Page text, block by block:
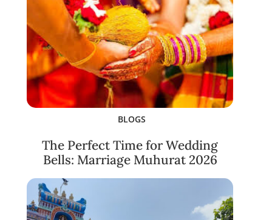
BLOGS
The Perfect Time for Wedding
Bells: Marriage Muhurat 2026